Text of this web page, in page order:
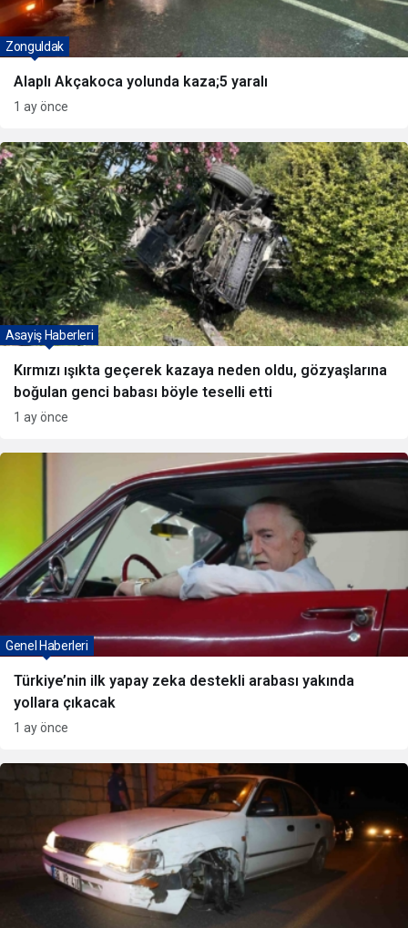
Alaplı Akçakoca yolunda kaza;5 yaralı
Zonguldak
1 ay önce
Kırmızı ışıkta geçerek kazaya neden oldu, gözyaşlarına
boğulan genci babası böyle teselli etti
Asayiş Haberleri
1 ay önce
Türkiye’nin ilk yapay zeka destekli arabası yakında
yollara çıkacak
Genel Haberleri
1 ay önce